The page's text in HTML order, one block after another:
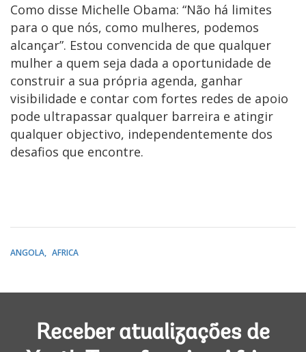
Como disse Michelle Obama: “Não há limites
para o que nós, como mulheres, podemos
alcançar”. Estou convencida de que qualquer
mulher a quem seja dada a oportunidade de
construir a sua própria agenda, ganhar
visibilidade e contar com fortes redes de apoio
pode ultrapassar qualquer barreira e atingir
qualquer objectivo, independentemente dos
desafios que encontre.
ANGOLA AFRICA
Receber atualizações de